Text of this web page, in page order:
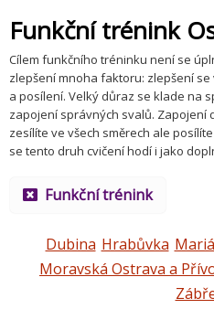
Funkční trénink
Cílem funkčního tréninku není se
zlepšení mnoha faktoru: zlepšení
a posílení. Velký důraz se klade na
zapojení správných svalů. Zapojení
zesílíte ve všech směrech ale
se tento druh cvičení hodí i jako
Funkční trénink
Dubina Hrabůvka
Moravská Ostrava a